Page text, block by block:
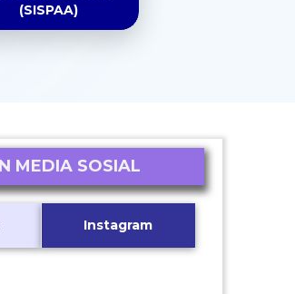
(SISPAA)
MEDIA SOSIAL
Instagram